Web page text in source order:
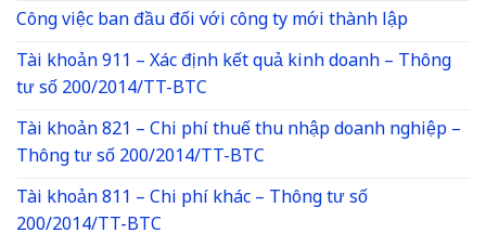
Công việc ban đầu đối với công ty mới thành lập
Tài khoản 911 – Xác định kết quả kinh doanh – Thông
tư số 200/2014/TT-BTC
Tài khoản 821 – Chi phí thuế thu nhập doanh nghiệp –
Thông tư số 200/2014/TT-BTC
Tài khoản 811 – Chi phí khác – Thông tư số
200/2014/TT-BTC